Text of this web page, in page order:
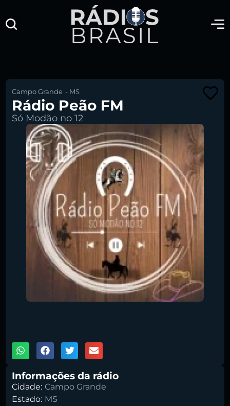
Buscar rádio
Campo Grande - MS
Rádio Peão FM
Só Modão no 12
Informações da rádio
Cidade: Campo Grande
Estado: MS